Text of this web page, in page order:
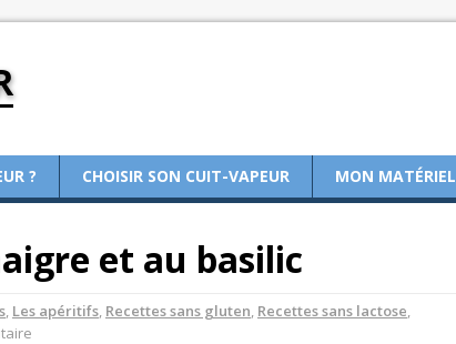
? CHOISIR SON CUIT-VAPEUR MON MATÉRIEL
et au basilic
, Les apéritifs, Recettes sans gluten, Recettes sans lactose,